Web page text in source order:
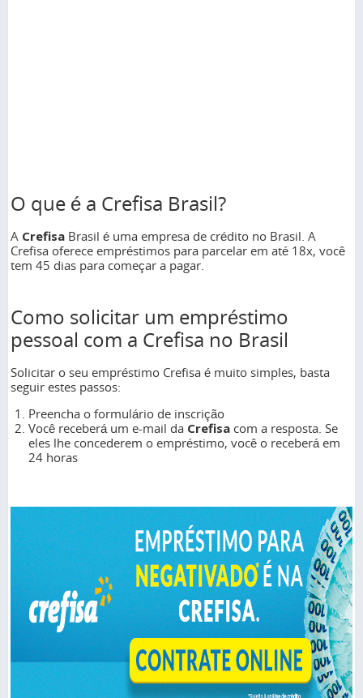
O que é a Crefisa Brasil?
A Crefisa Brasil é uma empresa de crédito no Brasil. A
Crefisa oferece empréstimos para parcelar em até 18x, você
tem 45 dias para começar a pagar.
Como solicitar um empréstimo
pessoal com a Crefisa no Brasil
Solicitar o seu empréstimo Crefisa é muito simples, basta
seguir estes passos:
Preencha o formulário de inscrição
Você receberá um e-mail da Crefisa com a resposta. Se
eles lhe concederem o empréstimo, você o receberá em
24 horas